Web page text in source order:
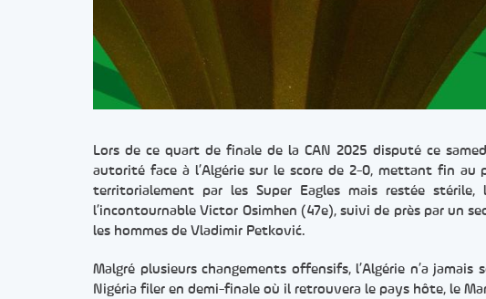
Lors de ce quart de finale de la CAN 2025 disputé ce
autorité face à l’Algérie sur le score de 2-0, mettant fin au
territorialement par les Super Eagles mais restée
l’incontournable Victor Osimhen (47e), suivi de près par un
les hommes de Vladimir Petković.
Malgré plusieurs changements offensifs, l’Algérie n’a
Nigéria filer en demi-finale où il retrouvera le pays hôte, le